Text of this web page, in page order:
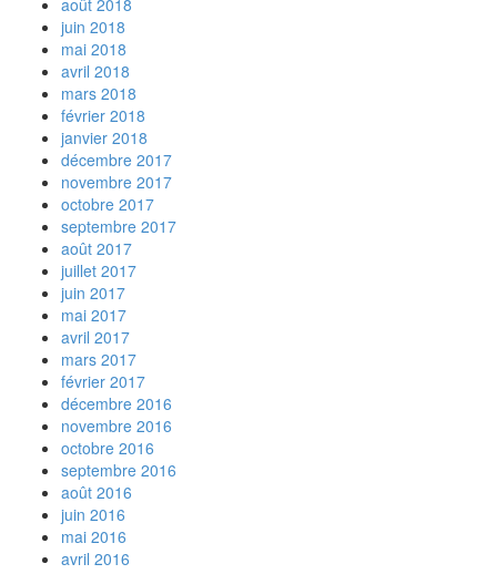
août 2018
juin 2018
mai 2018
avril 2018
mars 2018
février 2018
janvier 2018
décembre 2017
novembre 2017
octobre 2017
septembre 2017
août 2017
juillet 2017
juin 2017
mai 2017
avril 2017
mars 2017
février 2017
décembre 2016
novembre 2016
octobre 2016
septembre 2016
août 2016
juin 2016
mai 2016
avril 2016